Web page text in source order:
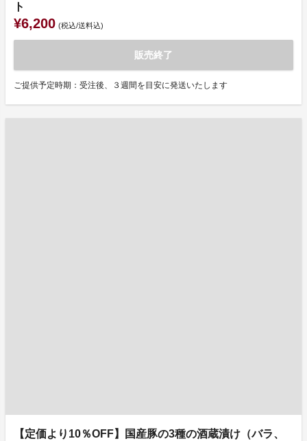
ト
¥6,200 (税込/送料込)
販売終了
ご提供予定時期：受注後、３週間を目安に発送いたします
【定価より10％OFF】国産豚の3種の酒蔵漬け（バラ、